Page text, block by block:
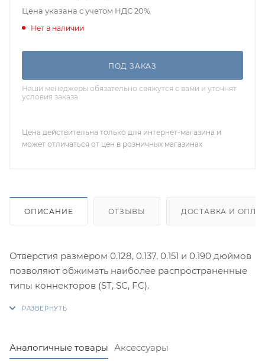
Цена указана с учетом НДС 20%
Нет в наличии
ПОД ЗАКАЗ
Наши менеджеры обязательно свяжутся с вами и уточнят
условия заказа
Цена действительна только для интернет-магазина и
может отличаться от цен в розничных магазинах
ОПИСАНИЕ ОТЗЫВЫ ДОСТАВКА И
Отверстия размером 0.128, 0.137, 0.151 и 0.190 дюймов
позволяют обжимать наиболее распространенные
типы коннекторов (ST, SC, FC).
Аналогичные товары Аксессуары